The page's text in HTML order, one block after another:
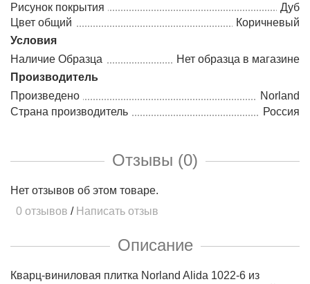
Рисунок покрытия
Дуб
Цвет общий
Коричневый
Условия
Наличие Образца
Нет образца в магазине
Производитель
Произведено
Norland
Страна производитель
Россия
Отзывы (0)
Нет отзывов об этом товаре.
0 отзывов / Написать отзыв
Описание
Кварц-виниловая плитка Norland Alida 1022-6 из